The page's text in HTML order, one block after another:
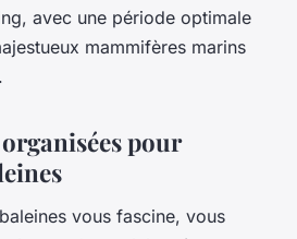
avec une période optimale
mammifères marins
pour
vous fascine, vous